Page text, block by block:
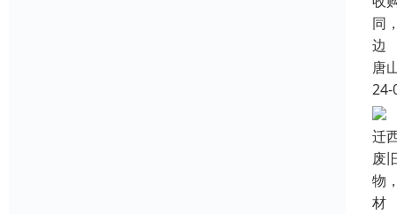
同
边
唐
24-
迁
废
物
材